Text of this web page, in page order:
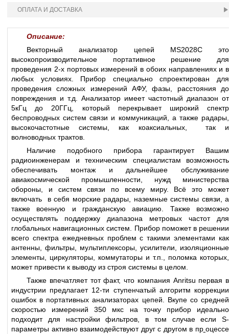
ОПЛАТА И ДОСТАВКА
Описание:
Векторный анализатор цепей MS2028C это
высокопроизводительное портативное решение для
проведения 2-х портовых измерений в обоих направлениях и в
любых условиях. Прибор специально спроектирован для
проведения сложных измерений АФУ, фазы, расстояния до
повреждения и т.д. Анализатор имеет частотный диапазон от
5кГц до 20ГГц, который перекрывает широкий спектр
беспроводных систем связи и коммуникаций, а также радары,
высокочастотные системы, как коаксиальных, так и
волноводных трактов.
Наличие подобного прибора гарантирует Вашим
радиоинженерам и техническим специалистам возможность
обеспечивать монтаж и дальнейшее обслуживание
авиакосмической промышленности, нужд министерства
обороны, и систем связи по всему миру. Всё это может
включать в себя морские радары, наземные системы связи, а
также военную и гражданскую авиацию. Также возможно
осуществлять поддержку диапазона метровых частот для
глобальных навигационных систем. Прибор поможет в решении
всего спектра ежедневных проблем с такими элементами как
антенны, фильтры, мультиплексоры, усилители, изоляционные
элементы, циркуляторы, коммутаторы и т.п., поломка которых,
может привести к выводу из строя системы в целом.
Также впечатляет тот факт, что компания Anritsu первая в
индустрии предлагает 12-ти ступенчатый алгоритм коррекции
ошибок в портативных анализаторах цепей. Вкупе со средней
скоростью измерений 350 мкс на точку прибор идеально
подходит для настройки фильтров, в том случае если S-
параметры активно взаимодействуют друг с другом в пр оцессе